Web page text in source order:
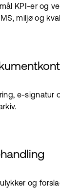
KPI-er og
miljø og
e-signatur
og